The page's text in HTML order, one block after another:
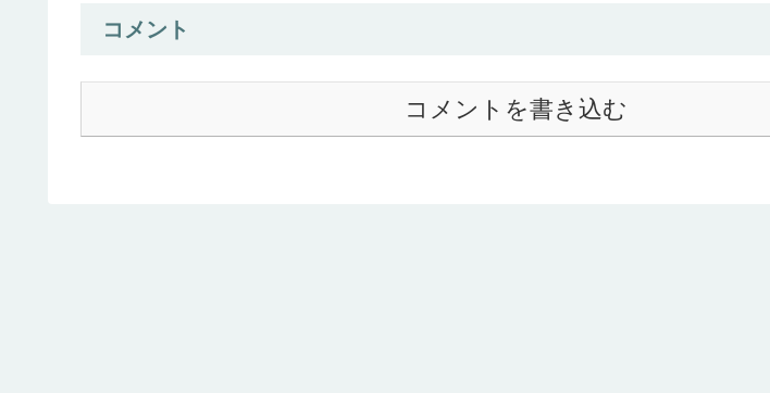
コメント
コメントを書き込む